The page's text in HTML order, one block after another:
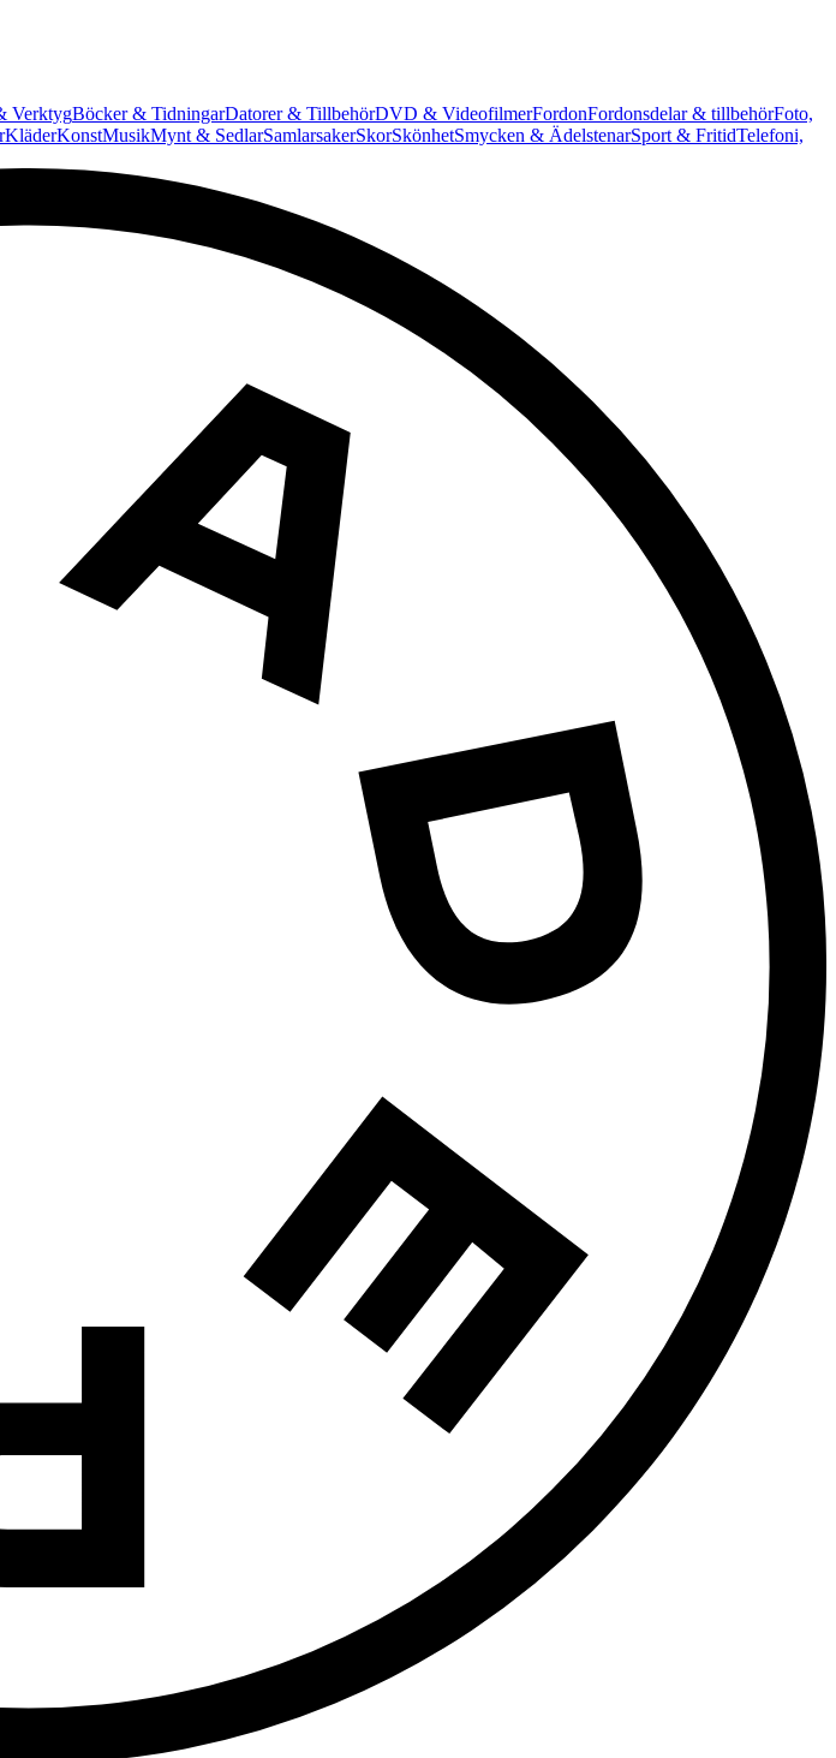
VerktygBöcker & TidningarDatorer & TillbehörDVD & VideofilmerFordonFordonsdelar & tillbehörFoto,
KläderKonstMusikMynt & SedlarSamlarsakerSkorSkönhetSmycken & ÄdelstenarSport & FritidTelefoni,